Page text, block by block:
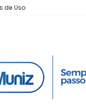
de Uso